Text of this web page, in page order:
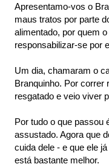
Apresentamo-vos o
maus tratos por parte
alimentado, por quem
responsabilizar-se por
Um dia, chamaram o
Branquinho. Por correr
resgatado e veio viver
Por tudo o que passou
assustado. Agora que
cuida dele - e que ele
está bastante melhor.